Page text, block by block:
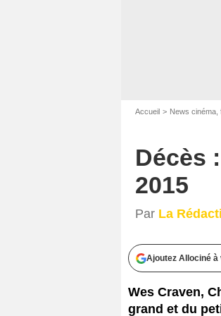
Accueil News cinéma,
Décès
2015
Par La
Ajoutez Allociné
Wes Craven,
grand et du